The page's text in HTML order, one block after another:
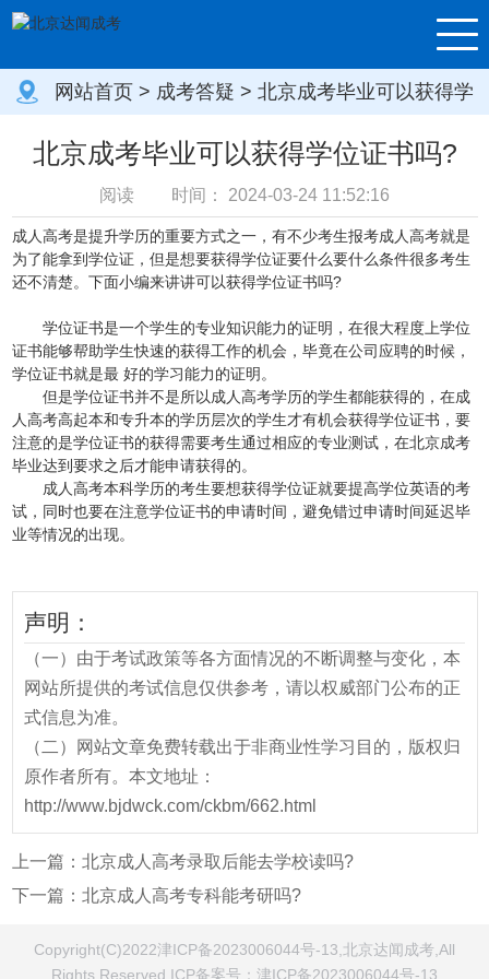
网站首页 > 成考答疑 > 北京成考毕业可以获得学
位证书吗?
北京成考毕业可以获得学位证书吗?
阅读 时间： 2024-03-24 11:52:16
成人高考是提升学历的重要方式之一，有不少考生报考成人高考就是
为了能拿到学位证，但是想要获得学位证要什么要什么条件很多考生
还不清楚。下面小编来讲讲可以获得学位证书吗?
学位证书是一个学生的专业知识能力的证明，在很大程度上学位
证书能够帮助学生快速的获得工作的机会，毕竟在公司应聘的时候，
学位证书就是最 好的学习能力的证明。
但是学位证书并不是所以成人高考学历的学生都能获得的，在成
人高考高起本和专升本的学历层次的学生才有机会获得学位证书，要
注意的是学位证书的获得需要考生通过相应的专业测试，在北京成考
毕业达到要求之后才能申请获得的。
成人高考本科学历的考生要想获得学位证就要提高学位英语的考
试，同时也要在注意学位证书的申请时间，避免错过申请时间延迟毕
业等情况的出现。
声明：
（一）由于考试政策等各方面情况的不断调整与变化，本
网站所提供的考试信息仅供参考，请以权威部门公布的正
式信息为准。
（二）网站文章免费转载出于非商业性学习目的，版权归
原作者所有。本文地址：
http://www.bjdwck.com/ckbm/662.html
上一篇： 北京成人高考录取后能去学校读吗?
下一篇： 北京成人高考专科能考研吗?
Copyright(C)2022津ICP备2023006044号-13,北京达闻成考,All
Rights Reserved ICP备案号： 津ICP备2023006044号-13